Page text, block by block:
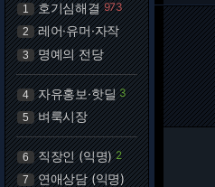
1 호기심해결 973
2 레어·유머·자작
3 명예의 전당
4 자유홍보·핫딜 3
5 벼룩시장
6 직장인 (익명) 2
7 연애상담 (익명)